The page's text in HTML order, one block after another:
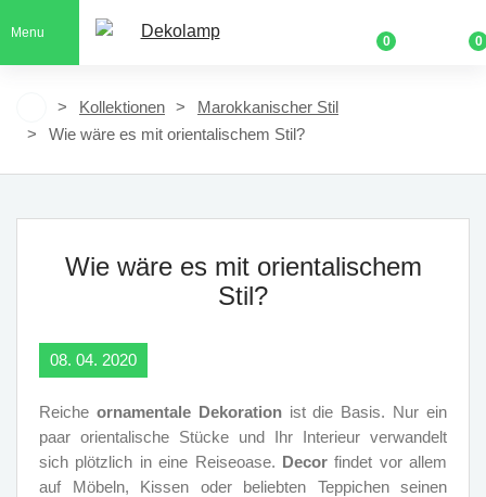
Menu
0 0
Kollektionen
Marokkanischer Stil
Wie wäre es mit orientalischem Stil?
Wie wäre es mit orientalischem
Stil?
08. 04. 2020
Reiche ornamentale Dekorationist die Basis. Nur ein
paar orientalische Stücke und Ihr Interieur verwandelt
sich plötzlich in eine Reiseoase. Decorfindet vor allem
auf Möbeln, Kissen oder beliebten Teppichen seinen